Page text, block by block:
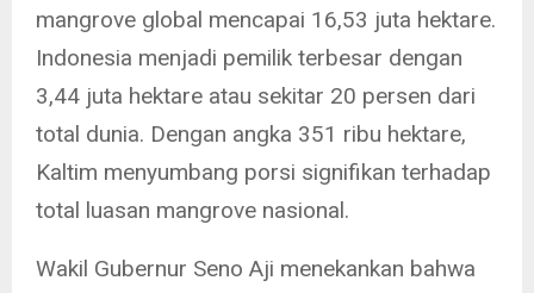
mangrove global mencapai 16,53 juta hektare.
Indonesia menjadi pemilik terbesar dengan
3,44 juta hektare atau sekitar 20 persen dari
total dunia. Dengan angka 351 ribu hektare,
Kaltim menyumbang porsi signifikan terhadap
total luasan mangrove nasional.
Wakil Gubernur Seno Aji menekankan bahwa